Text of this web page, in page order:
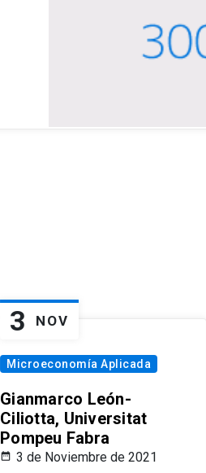
3 NOV
Microeconomía Aplicada
Gianmarco León-
Ciliotta, Universitat
Pompeu Fabra
3 de Noviembre de 2021